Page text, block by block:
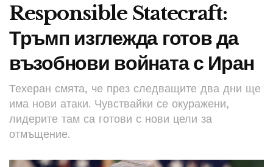
Responsible Statecraft:
Тръмп изглежда готов да
възобнови войната с Иран
Техеран смята, че през следващите два дни ще
има нови атаки. Чувствайки се окуражени,
лидерите там са готови с нови цели за
отмъщение.